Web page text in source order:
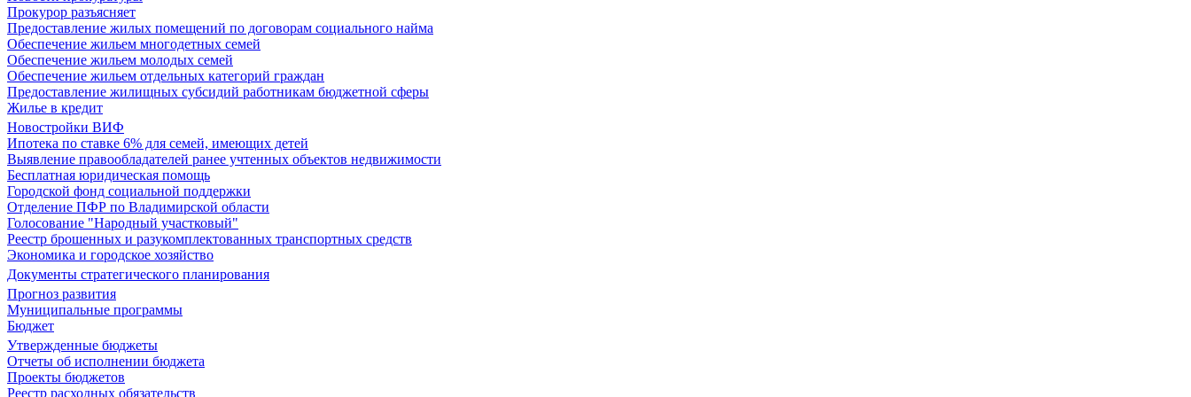
Прокурор разъясняет
Предоставление жилых помещений по договорам социального найма
Обеспечение жильем многодетных семей
Обеспечение жильем молодых семей
Обеспечение жильем отдельных категорий граждан
Предоставление жилищных субсидий работникам бюджетной сферы
Жилье в кредит
Новостройки ВИФ
Ипотека по ставке 6% для семей, имеющих детей
Выявление правообладателей ранее учтенных объектов недвижимости
Бесплатная юридическая помощь
Городской фонд социальной поддержки
Отделение ПФР по Владимирской области
Голосование "Народный участковый"
Реестр брошенных и разукомплектованных транспортных средств
Экономика и городское хозяйство
Документы стратегического планирования
Прогноз развития
Муниципальные программы
Бюджет
Утвержденные бюджеты
Отчеты об исполнении бюджета
Проекты бюджетов
Реестр расходных обязательств